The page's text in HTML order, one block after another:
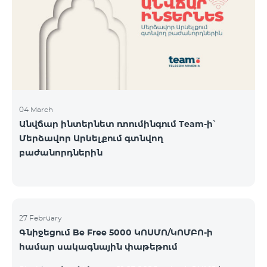
Կիրակի-08․03 Երևան Կենտրոն Իսակովի
պողոտա 3/7 09:00-18:00 09:00-18:00 10:00-19:00
Երևան Կենտրոն Խորենացու փողոց 26/26 09:00-
04 March
Անվճար ինտերնետ ռոումինգում Team-ի՝
Մերձավոր Արևելքում գտնվող
բաժանորդներին
27 February
Գնիջեցում Be Free 5000 ԿՈՍՄՈ/ԿՈՄԲՈ-ի
համար սակագնային փաթեթում